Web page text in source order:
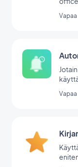
Vapaa
Vapaa